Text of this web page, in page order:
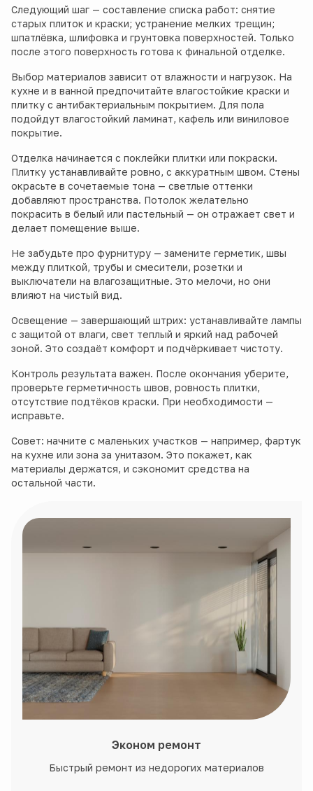
Следующий шаг — составление списка работ: снятие
старых плиток и краски; устранение мелких трещин;
шпатлёвка, шлифовка и грунтовка поверхностей. Только
после этого поверхность готова к финальной отделке.
Выбор материалов зависит от влажности и нагрузок. На
кухне и в ванной предпочитайте влагостойкие краски и
плитку с антибактериальным покрытием. Для пола
подойдут влагостойкий ламинат, кафель или виниловое
покрытие.
Отделка начинается с поклейки плитки или покраски.
Плитку устанавливайте ровно, с аккуратным швом. Стены
окрасьте в сочетаемые тона — светлые оттенки
добавляют пространства. Потолок желательно
покрасить в белый или пастельный — он отражает свет и
делает помещение выше.
Не забудьте про фурнитуру — замените герметик, швы
между плиткой, трубы и смесители, розетки и
выключатели на влагозащитные. Это мелочи, но они
влияют на чистый вид.
Освещение — завершающий штрих: устанавливайте лампы
с защитой от влаги, свет теплый и яркий над рабочей
зоной. Это создаёт комфорт и подчёркивает чистоту.
Контроль результата важен. После окончания уберите,
проверьте герметичность швов, ровность плитки,
отсутствие подтёков краски. При необходимости —
исправьте.
Совет: начните с маленьких участков — например, фартук
на кухне или зона за унитазом. Это покажет, как
материалы держатся, и сэкономит средства на
остальной части.
Эконом ремонт
Быстрый ремонт из недорогих материалов